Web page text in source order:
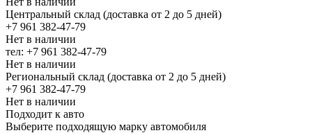
Центральный склад (доставка от 2 до 5 дней)
+7 961 382-47-79
Нет в наличии
тел: +7 961 382-47-79
Нет в наличии
Региональный склад (доставка от 2 до 5 дней)
+7 961 382-47-79
Нет в наличии
Подходит к авто
Выберите подходящую марку автомобиля